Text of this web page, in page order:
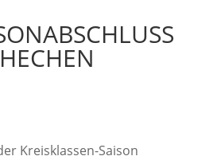
Kreisklassen-Saison